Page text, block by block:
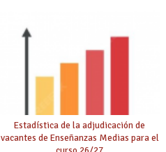
Estadística de la adjudicación de
vacantes de Enseñanzas Medias para el